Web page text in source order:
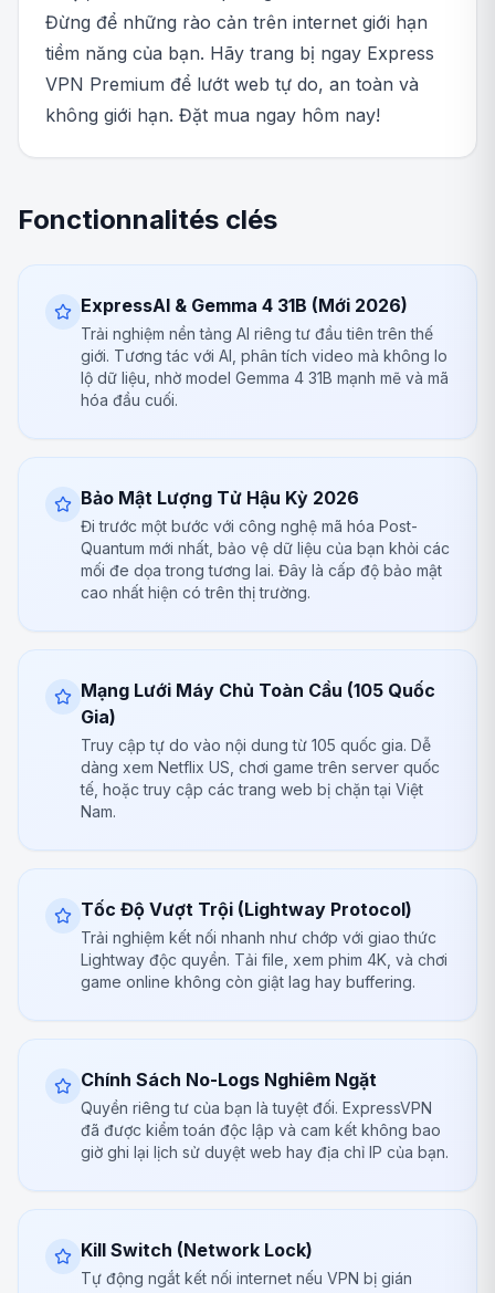
Đừng để những rào cản trên internet giới hạn
tiềm năng của bạn. Hãy trang bị ngay Express
VPN Premium để lướt web tự do, an toàn và
không giới hạn. Đặt mua ngay hôm nay!
Fonctionnalités clés
ExpressAI & Gemma 4 31B (Mới 2026)
Trải nghiệm nền tảng AI riêng tư đầu tiên trên thế
giới. Tương tác với AI, phân tích video mà không lo
lộ dữ liệu, nhờ model Gemma 4 31B mạnh mẽ và mã
hóa đầu cuối.
Bảo Mật Lượng Tử Hậu Kỳ 2026
Đi trước một bước với công nghệ mã hóa Post-
Quantum mới nhất, bảo vệ dữ liệu của bạn khỏi các
mối đe dọa trong tương lai. Đây là cấp độ bảo mật
cao nhất hiện có trên thị trường.
Mạng Lưới Máy Chủ Toàn Cầu (105 Quốc
Gia)
Truy cập tự do vào nội dung từ 105 quốc gia. Dễ
dàng xem Netflix US, chơi game trên server quốc
tế, hoặc truy cập các trang web bị chặn tại Việt
Nam.
Tốc Độ Vượt Trội (Lightway Protocol)
Trải nghiệm kết nối nhanh như chớp với giao thức
Lightway độc quyền. Tải file, xem phim 4K, và chơi
game online không còn giật lag hay buffering.
Chính Sách No-Logs Nghiêm Ngặt
Quyền riêng tư của bạn là tuyệt đối. ExpressVPN
đã được kiểm toán độc lập và cam kết không bao
giờ ghi lại lịch sử duyệt web hay địa chỉ IP của bạn.
Kill Switch (Network Lock)
Tự động ngắt kết nối internet nếu VPN bị gián